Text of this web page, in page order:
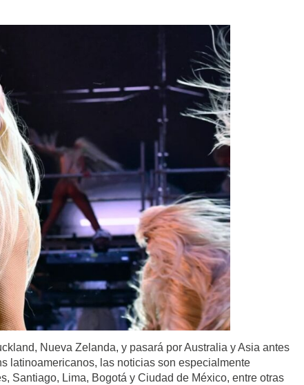
Nueva Zelanda, y pasará por Australia y Asia antes
latinoamericanos, las noticias son especialmente
Santiago, Lima, Bogotá y Ciudad de México, entre otras